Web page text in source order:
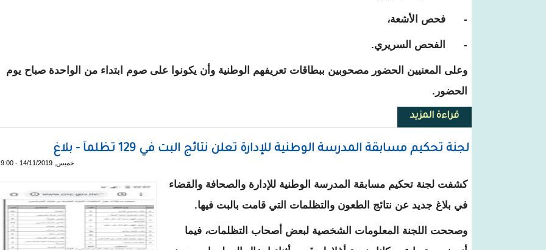
- فحص الأشعة،
- الفحص السريري.
وعلى المعنيين الحضور مصحوبين ببطاقات تعريفهم الوطنية وأن يكونوا على صوم ابتداء من الواحدة صباح يوم
الحضور.
قراءة المزيدحول تحديد تواريخ فحوص الناجحين في مسابقة المدرسة الوطنية للإدارة - إعلان
لجنة تحكيم مسابقة المدرسة الوطنية للإدارة تعلن نتائج البت في 129 تظلماً - بلاغ
خميس, 14/11/2019 - 19:00
كشفت لجنة تحكيم مسابقة المدرسة الوطنية للإدارة والصحافة والقضاء
في بلاغ جديد عن نتائج الطعون والتظلمات التي قامت بالبت فيها.
وصححت اللجنة المعلومات الشخصية لبعض أصحاب التظلمات، فيما